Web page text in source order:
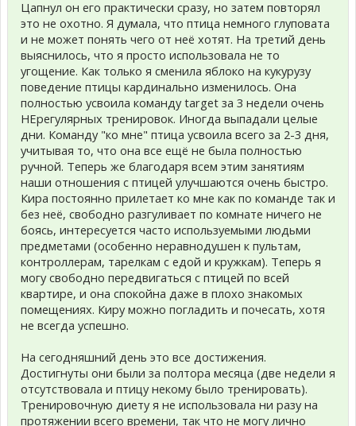
Цапнул он его практически сразу, но затем повторял
это не охотно. Я думала, что птица немного глуповата
и не может понять чего от неё хотят. На третий день
выяснилось, что я просто использовала не то
угощение. Как только я сменила яблоко на кукурузу
поведение птицы кардинально изменилось. Она
полностью усвоила команду target за 3 недели очень
НЕрегулярных тренировок. Иногда выпадали целые
дни. Команду "ко мне" птица усвоила всего за 2-3 дня,
учитывая то, что она все ещё не была полностью
ручной. Теперь же благодаря всем этим занятиям
наши отношения с птицей улучшаются очень быстро.
Кира постоянно прилетает ко мне как по команде так и
без неё, свободно разгуливает по комнате ничего не
боясь, интересуется часто используемыми людьми
предметами (особенно неравнодушен к пультам,
контроллерам, тарелкам с едой и кружкам). Теперь я
могу свободно передвигаться с птицей по всей
квартире, и она спокойна даже в плохо знакомых
помещениях. Киру можно погладить и почесать, хотя
не всегда успешно.
На сегодняшний день это все достижения.
Достигнуты они были за полтора месяца (две недели я
отсутствовала и птицу некому было тренировать).
Тренировочную диету я не использовала ни разу на
протяжении всего времени, так что не могу лично